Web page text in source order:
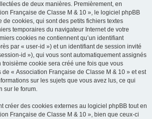
de deux manières. Premièrement, en
Française de Classe M & 10 », le logiciel phpBB
de cookies, qui sont des petits fichiers textes
temporaires du navigateur Internet de votre
cookies ne contiennent qu’un identifiant
par « user-id ») et un identifiant de session invité
id »), qui vous sont automatiquement assignés
cookie sera créé une fois que vous
« Association Française de Classe M & 10 » et est
sur les sujets que vous avez lus, ce qui
sur le forum.
créer des cookies externes au logiciel phpBB tout en
Française de Classe M & 10 », bien que ceux-ci